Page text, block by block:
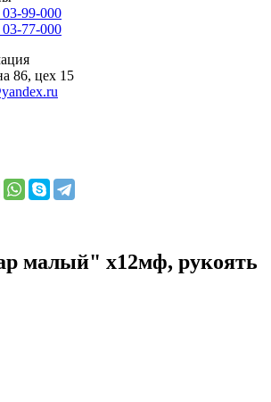
99-000
77-000
86, цех 15
малый" х12мф, рукоять